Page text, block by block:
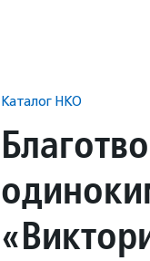
Каталог НКО